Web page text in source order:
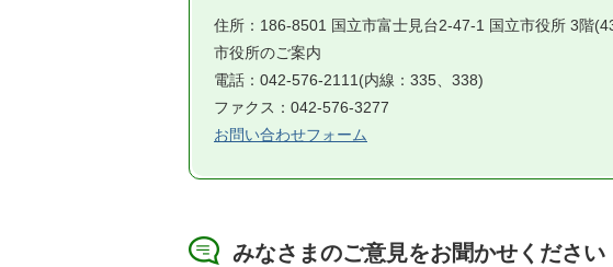
住所：186-8501 国立市富士見台2-47-1 国立市役所 3階
市役所のご案内
電話：042-576-2111(内線：335、338)
ファクス：042-576-3277
お問い合わせフォーム
みなさまのご意見をお聞かせください